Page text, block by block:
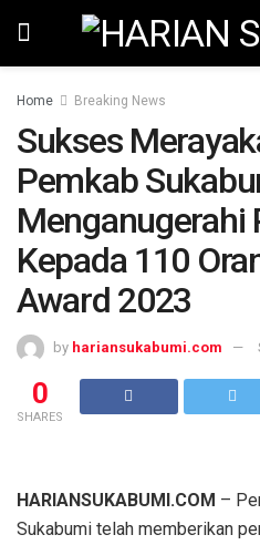
Home Breaking News
Sukses
Pemkab
Menganugerahi
Kepada 110
Award 2023
by hariansukabumi.com
0
SHARES
HARIANSUKABUMI.COM –
Sukabumi telah memberikan